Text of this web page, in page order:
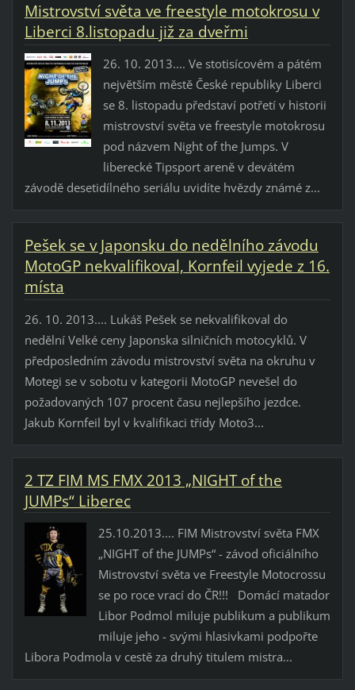
Mistrovství světa ve freestyle motokrosu v
Liberci 8.listopadu již za dveřmi
26. 10. 2013.... Ve stotisícovém a pátém
největším městě České republiky Liberci
se 8. listopadu představí potřetí v historii
mistrovství světa ve freestyle motokrosu
pod názvem Night of the Jumps. V
liberecké Tipsport areně v devátém
závodě desetidílného seriálu uvidíte hvězdy známé z...
Pešek se v Japonsku do nedělního závodu
MotoGP nekvalifikoval, Kornfeil vyjede z 16.
místa
26. 10. 2013.... Lukáš Pešek se nekvalifikoval do
nedělní Velké ceny Japonska silničních motocyklů. V
předposledním závodu mistrovství světa na okruhu v
Motegi se v sobotu v kategorii MotoGP nevešel do
požadovaných 107 procent času nejlepšího jezdce.
Jakub Kornfeil byl v kvalifikaci třídy Moto3...
2 TZ FIM MS FMX 2013 „NIGHT of the
JUMPs“ Liberec
25.10.2013.... FIM Mistrovství světa FMX
„NIGHT of the JUMPs“ - závod oficiálního
Mistrovství světa ve Freestyle Motocrossu
se po roce vrací do ČR!!! Domácí matador
Libor Podmol miluje publikum a publikum
miluje jeho - svými hlasivkami podpořte
Libora Podmola v cestě za druhý titulem mistra...